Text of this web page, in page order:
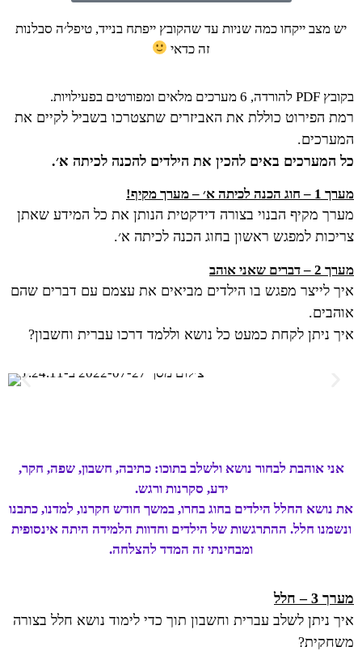
יש מצב ייקחו כמה שניות עד שהקובץ ייפתח בנייד, טיפל׳ה סבלנות
זה כדאי
בקובץ PDF להורדה, 6 מערכים מלאים ומפורטים בפעילויות.
רמת הפירוט כוללת את האביזרים שתצטרכו בשביל לקיים את
המערכים.
כל המערכים באים להכין את הילדים להכנה לכיתה א׳.
מערך 1 – חוג הכנה לכיתה א׳ – מערך מקיף!
מערך מקיף הבנוי בצורה דידקטית הנותן את כל המידע שאתן
צריכות למפגש ראשון בחוג הכנה לכיתה א׳.
מערך 2 – דברים שאני אוהב
איך לייצר מפגש בו הילדים מביאים את עצמם עם דברים שהם
אוהבים.
איך ניתן לקחת כמעט כל נושא וללמד דרכו עברית וחשבון?
אני אוהבת לבחור נושא ולשלב בתוכו: כתיבה, חשבון, שפה, חקר,
ידע, סקרנות ורגש.
את נושא החלל הילדים בחוג בחרו, במשך חודש חקרנו, למדנו, כתבנו
ונשמנו חלל. ההתרגשות של הילדים וחדוות הלמידה היתה אינסופית
ומבחינתי זה המדד להצלחה.
מערך 3 – חלל
איך ניתן לשלב עברית וחשבון תוך כדי לימוד נושא חלל בצורה
משחקית?